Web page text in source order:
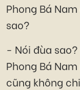
Phong Bá
sao?
- Nói đùa
Phong Bá
cũng không